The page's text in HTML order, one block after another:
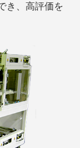
き、高評価を